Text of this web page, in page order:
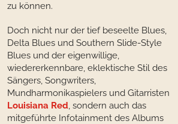
zu können.
Doch nicht nur der tief beseelte Blues,
Delta Blues und Southern Slide-Style
Blues und der eigenwillige,
wiedererkennbare, eklektische Stil des
Sängers, Songwriters,
Mundharmonikaspielers und Gitarristen
Louisiana Red, sondern auch das
mitgeführte Infotainment des Albums